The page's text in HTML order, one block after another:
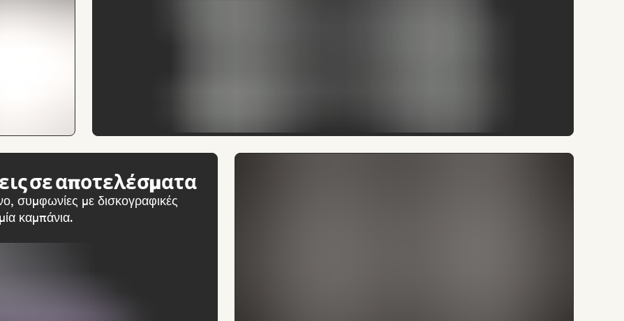
σε αποτελέσματα
συμφωνίες με δισκογραφικές
καμπάνια.